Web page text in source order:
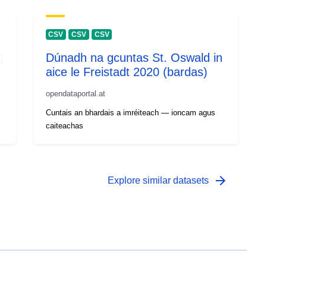
CSV CSV CSV
Dúnadh na gcuntas St. Oswald in
aice le Freistadt 2020 (bardas)
opendataportal.at
Cuntais an bhardais a imréiteach — ioncam agus
caiteachas
Explore similar datasets arrow_forward